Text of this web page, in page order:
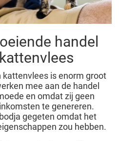
handel
kattenvlees is enorm groot
mee aan de handel
en omdat zij geen
te genereren.
gegeten omdat het
zou hebben.